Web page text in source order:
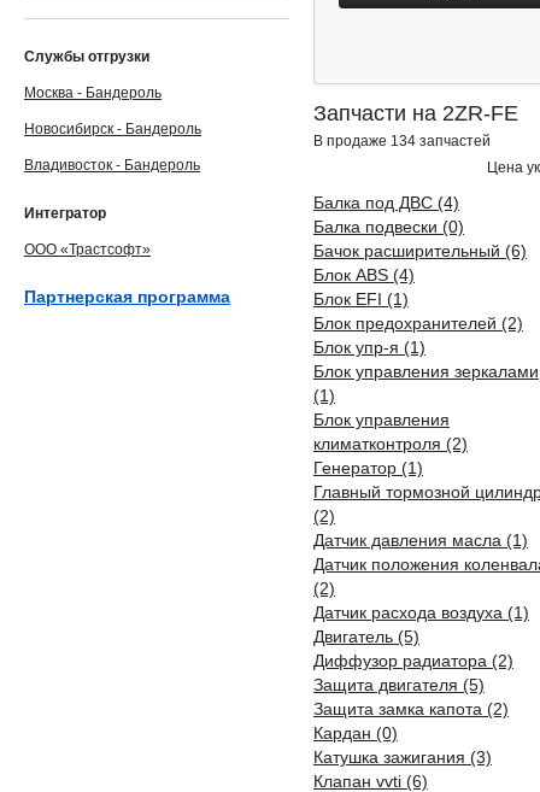
Запчасти на 2ZR-FE
В продаже 134 запчастей
Цена
Балка под ДВС (4)
Балка подвески (0)
Бачок расширительный (6)
Блок ABS (4)
Блок EFI (1)
Блок предохранителей (2)
Блок упр-я (1)
Блок управления зеркалами
(1)
Блок управления
климатконтроля (2)
Генератор (1)
Главный тормозной
(2)
Датчик давления масла (1)
Датчик положения
(2)
Датчик расхода воздуха (1)
Двигатель (5)
Диффузор радиатора (2)
Защита двигателя (5)
Защита замка капота (2)
Кардан (0)
Катушка зажигания (3)
Клапан vvti (6)
Службы отгрузки
Москва - Бандероль
Новосибирск - Бандероль
Владивосток - Бандероль
Интегратор
ООО «Трастсофт»
Партнерская программа